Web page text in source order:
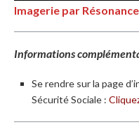
Imagerie par
Informations
Se rendre sur la page
Sécurité Sociale :